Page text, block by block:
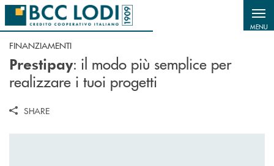
Salta al contenuto principale
MENU
FINANZIAMENTI
Prestipay: il modo più semplice per
realizzare i tuoi progetti
SHARE